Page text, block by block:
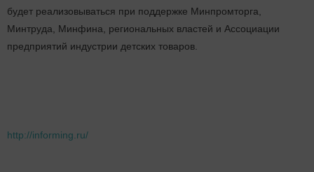
будет реализовываться при поддержке Минпромторга,
Минтруда, Минфина, региональных властей и Ассоциации
предприятий индустрии детских товаров.
http://informing.ru/